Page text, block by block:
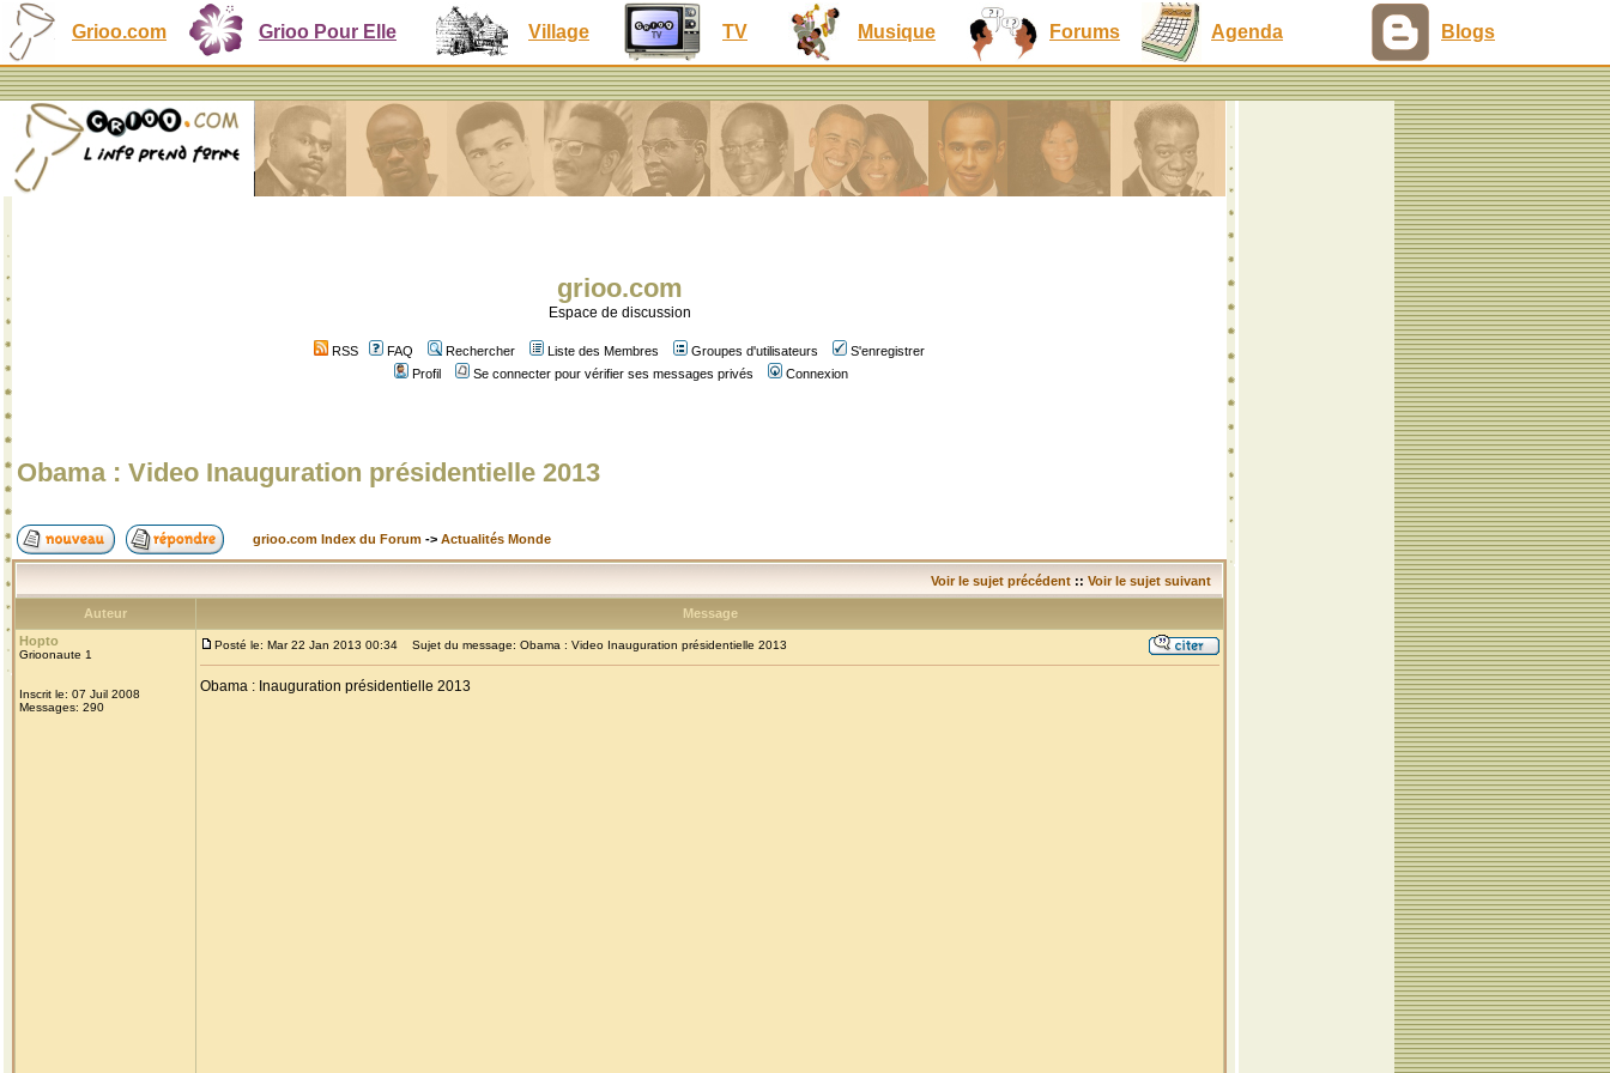
Grioo.com Grioo Pour Elle Village TV Musique Forums Agenda Blogs
grioo.com
Espace de discussion
RSS FAQ Rechercher Liste des Membres Groupes d'utilisateurs
S'enregistrer
Profil
Se connecter pour vérifier ses messages privés Connexion
Obama : Video Inauguration présidentielle 2013
grioo.com Index du Forum -> Actualités Monde
Voir le sujet précédent :: Voir le sujet suivant
Auteur
Message
Hopto
Grioonaute 1
Inscrit le: 07 Juil 2008
Messages: 290
Posté le: Mar 22 Jan 2013 00:34 Sujet du message: Obama : Video Inauguration présidentielle 2013
Obama : Inauguration présidentielle 2013